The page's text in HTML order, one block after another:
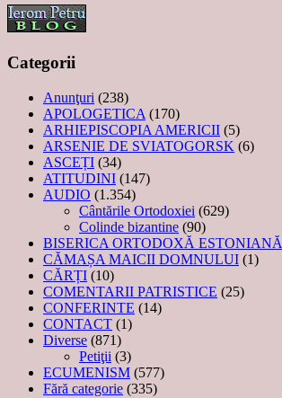
Categorii
Anunţuri (238)
APOLOGETICA (170)
ARHIEPISCOPIA AMERICII (5)
ARSENIE DE SVIATOGORSK (6)
ASCEȚI (34)
ATITUDINI (147)
AUDIO (1.354)
Cântările Ortodoxiei (629)
Colinde bizantine (90)
BISERICA ORTODOXĂ ESTONIANĂ
CĂMAȘA MAICII DOMNULUI (1)
CĂRȚI (10)
COMENTARII PATRISTICE (25)
CONFERINTE (14)
CONTACT (1)
Diverse (871)
Petiţii (3)
ECUMENISM (577)
Fără categorie (335)